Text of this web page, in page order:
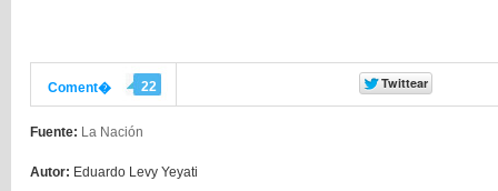
Coment� 22
Fuente: La Nación
Autor: Eduardo Levy Yeyati